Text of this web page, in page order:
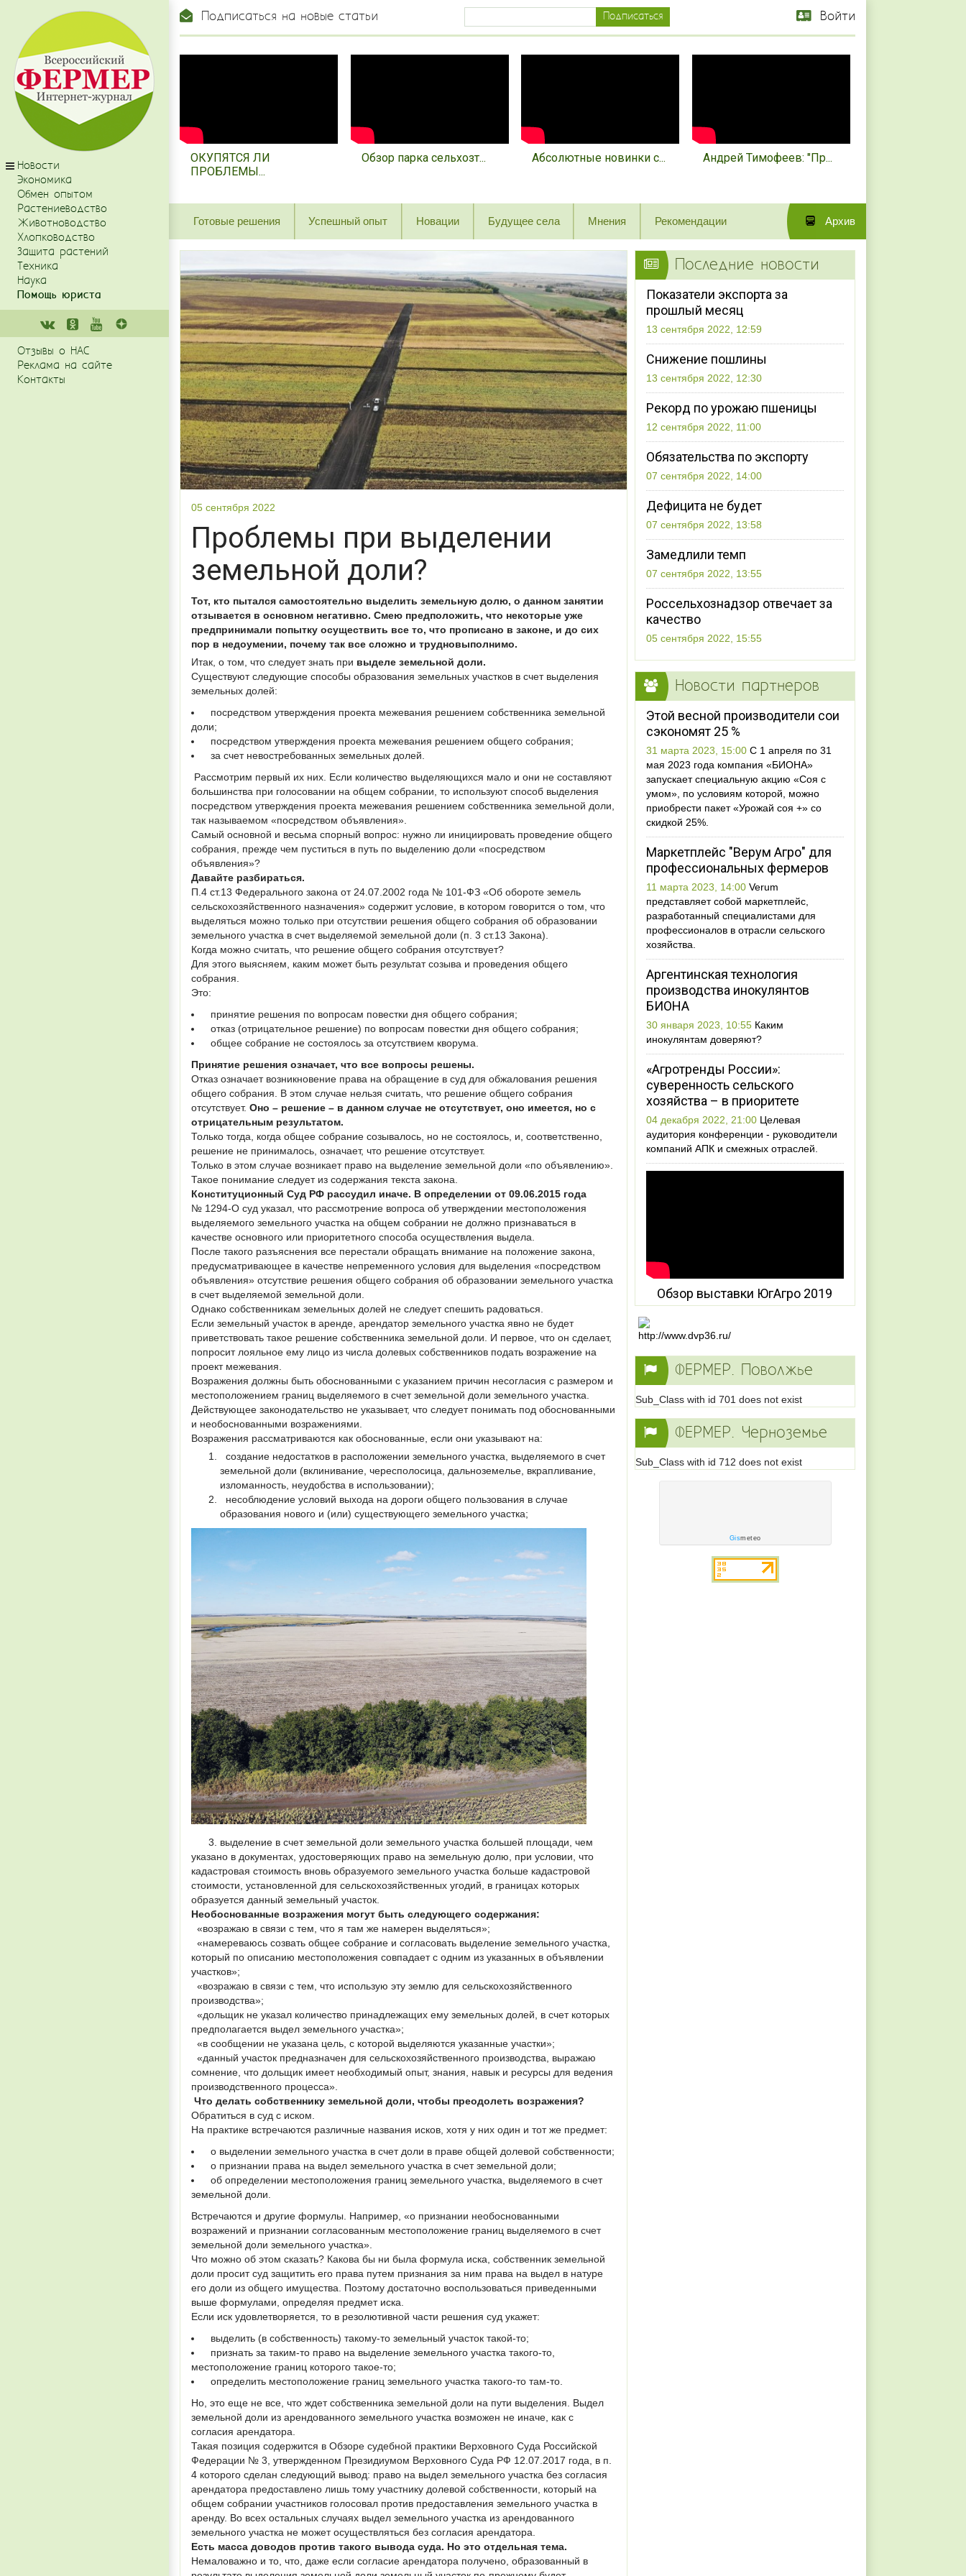
Новости
Экономика
Обмен опытом
Растениеводство
Животноводство
Хлопководство
Защита растений
Техника
Наука
Помощь юриста
Отзывы о НАС
Реклама на сайте
Контакты
Подписаться на новые статьи Войти
ОКУПЯТСЯ ЛИ
ПРОБЛЕМЫ...
Обзор парка сельхозт... Абсолютные новинки с... Андрей Тимофеев: "Пр...
Готовые решения Успешный опыт Новации Будущее села Мнения Рекомендации Архив
05 сентября 2022
Проблемы при выделении
земельной доли?
Тот, кто пытался самостоятельно выделить земельную долю, о данном занятии
отзывается в основном негативно. Смею предположить, что некоторые уже
предпринимали попытку осуществить все то, что прописано в законе, и до сих
пор в недоумении, почему так все сложно и трудновыполнимо.
Итак, о том, что следует знать при выделе земельной доли.
Существуют следующие способы образования земельных участков в счет выделения
земельных долей:
посредством утверждения проекта межевания решением собственника земельной
доли;
посредством утверждения проекта межевания решением общего собрания;
за счет невостребованных земельных долей.
Рассмотрим первый их них. Если количество выделяющихся мало и они не составляют
большинства при голосовании на общем собрании, то используют способ выделения
посредством утверждения проекта межевания решением собственника земельной доли,
так называемом «посредством объявления».
Самый основной и весьма спорный вопрос: нужно ли инициировать проведение общего
собрания, прежде чем пуститься в путь по выделению доли «посредством
объявления»?
Давайте разбираться.
П.4 ст.13 Федерального закона от 24.07.2002 года № 101-ФЗ «Об обороте земель
сельскохозяйственного назначения» содержит условие, в котором говорится о том, что
выделяться можно только при отсутствии решения общего собрания об образовании
земельного участка в счет выделяемой земельной доли (п. 3 ст.13 Закона).
Когда можно считать, что решение общего собрания отсутствует?
Для этого выясняем, каким может быть результат созыва и проведения общего
собрания.
Это:
принятие решения по вопросам повестки дня общего собрания;
отказ (отрицательное решение) по вопросам повестки дня общего собрания;
общее собрание не состоялось за отсутствием кворума.
Принятие решения означает, что все вопросы решены.
Отказ означает возникновение права на обращение в суд для обжалования решения
общего собрания. В этом случае нельзя считать, что решение общего собрания
отсутствует. Оно – решение – в данном случае не отсутствует, оно имеется, но с
отрицательным результатом.
Только тогда, когда общее собрание созывалось, но не состоялось, и, соответственно,
решение не принималось, означает, что решение отсутствует.
Только в этом случае возникает право на выделение земельной доли «по объявлению».
Такое понимание следует из содержания текста закона.
Конституционный Суд РФ рассудил иначе. В определении от 09.06.2015 года
№ 1294-О суд указал, что рассмотрение вопроса об утверждении местоположения
выделяемого земельного участка на общем собрании не должно признаваться в
качестве основного или приоритетного способа осуществления выдела.
После такого разъяснения все перестали обращать внимание на положение закона,
предусматривающее в качестве непременного условия для выделения «посредством
объявления» отсутствие решения общего собрания об образовании земельного участка
в счет выделяемой земельной доли.
Однако собственникам земельных долей не следует спешить радоваться.
Если земельный участок в аренде, арендатор земельного участка явно не будет
приветствовать такое решение собственника земельной доли. И первое, что он сделает,
попросит лояльное ему лицо из числа долевых собственников подать возражение на
проект межевания.
Возражения должны быть обоснованными с указанием причин несогласия с размером и
местоположением границ выделяемого в счет земельной доли земельного участка.
Действующее законодательство не указывает, что следует понимать под обоснованными
и необоснованными возражениями.
Возражения рассматриваются как обоснованные, если они указывают на:
создание недостатков в расположении земельного участка, выделяемого в счет
земельной доли (вклинивание, чересполосица, дальноземелье, вкрапливание,
изломанность, неудобства в использовании);
несоблюдение условий выхода на дороги общего пользования в случае
образования нового и (или) существующего земельного участка;
3. выделение в счет земельной доли земельного участка большей площади, чем
указано в документах, удостоверяющих право на земельную долю, при условии, что
кадастровая стоимость вновь образуемого земельного участка больше кадастровой
стоимости, установленной для сельскохозяйственных угодий, в границах которых
образуется данный земельный участок.
Необоснованные возражения могут быть следующего содержания:
«возражаю в связи с тем, что я там же намерен выделяться»;
«намереваюсь созвать общее собрание и согласовать выделение земельного участка,
который по описанию местоположения совпадает с одним из указанных в объявлении
участков»;
«возражаю в связи с тем, что использую эту землю для сельскохозяйственного
производства»;
«дольщик не указал количество принадлежащих ему земельных долей, в счет которых
предполагается выдел земельного участка»;
«в сообщении не указана цель, с которой выделяются указанные участки»;
«данный участок предназначен для сельскохозяйственного производства, выражаю
сомнение, что дольщик имеет необходимый опыт, знания, навык и ресурсы для ведения
производственного процесса».
Что делать собственнику земельной доли, чтобы преодолеть возражения?
Обратиться в суд с иском.
На практике встречаются различные названия исков, хотя у них один и тот же предмет:
о выделении земельного участка в счет доли в праве общей долевой собственности;
о признании права на выдел земельного участка в счет земельной доли;
об определении местоположения границ земельного участка, выделяемого в счет
земельной доли.
Встречаются и другие формулы. Например, «о признании необоснованными
возражений и признании согласованным местоположение границ выделяемого в счет
земельной доли земельного участка».
Что можно об этом сказать? Какова бы ни была формула иска, собственник земельной
доли просит суд защитить его права путем признания за ним права на выдел в натуре
его доли из общего имущества. Поэтому достаточно воспользоваться приведенными
выше формулами, определяя предмет иска.
Если иск удовлетворяется, то в резолютивной части решения суд укажет:
выделить (в собственность) такому-то земельный участок такой-то;
признать за таким-то право на выделение земельного участка такого-то,
местоположение границ которого такое-то;
определить местоположение границ земельного участка такого-то там-то.
Но, это еще не все, что ждет собственника земельной доли на пути выделения. Выдел
земельной доли из арендованного земельного участка возможен не иначе, как с
согласия арендатора.
Такая позиция содержится в Обзоре судебной практики Верховного Суда Российской
Федерации № 3, утвержденном Президиумом Верховного Суда РФ 12.07.2017 года, в п.
4 которого сделан следующий вывод: право на выдел земельного участка без согласия
арендатора предоставлено лишь тому участнику долевой собственности, который на
общем собрании участников голосовал против предоставления земельного участка в
аренду. Во всех остальных случаях выдел земельного участка из арендованного
земельного участка не может осуществляться без согласия арендатора.
Есть масса доводов против такого вывода суда. Но это отдельная тема.
Немаловажно и то, что, даже если согласие арендатора получено, образованный в
Последние новости
Показатели экспорта за
прошлый месяц
13 сентября 2022, 12:59
Снижение пошлины
13 сентября 2022, 12:30
Рекорд по урожаю пшеницы
12 сентября 2022, 11:00
Обязательства по экспорту
07 сентября 2022, 14:00
Дефицита не будет
07 сентября 2022, 13:58
Замедлили темп
07 сентября 2022, 13:55
Россельхознадзор отвечает за
качество
05 сентября 2022, 15:55
Новости партнеров
Этой весной производители сои
сэкономят 25 %
31 марта 2023, 15:00С 1 апреля по 31
мая 2023 года компания «БИОНА»
запускает специальную акцию «Соя с
умом», по условиям которой, можно
приобрести пакет «Урожай соя +» со
скидкой 25%.
Маркетплейс "Верум Агро" для
профессиональных фермеров
11 марта 2023, 14:00Verum
представляет собой маркетплейс,
разработанный специалистами для
профессионалов в отрасли сельского
хозяйства.
Аргентинская технология
производства инокулянтов
БИОНА
30 января 2023, 10:55 Каким
инокулянтам доверяют?
«Агротренды России»:
суверенность сельского
хозяйства – в приоритете
04 декабря 2022, 21:00 Целевая
аудитория конференции - руководители
компаний АПК и смежных отраслей.
Обзор выставки ЮгАгро 2019
ФЕРМЕР. Поволжье
Sub_Class with id 701 does not exist
ФЕРМЕР. Черноземье
Sub_Class with id 712 does not exist
Gismeteo